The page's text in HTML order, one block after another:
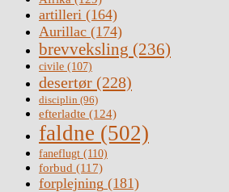
artilleri (164)
Aurillac (174)
brevveksling (236)
civile (107)
desertør (228)
disciplin (96)
efterladte (124)
faldne (502)
faneflugt (110)
forbud (117)
forplejning (181)